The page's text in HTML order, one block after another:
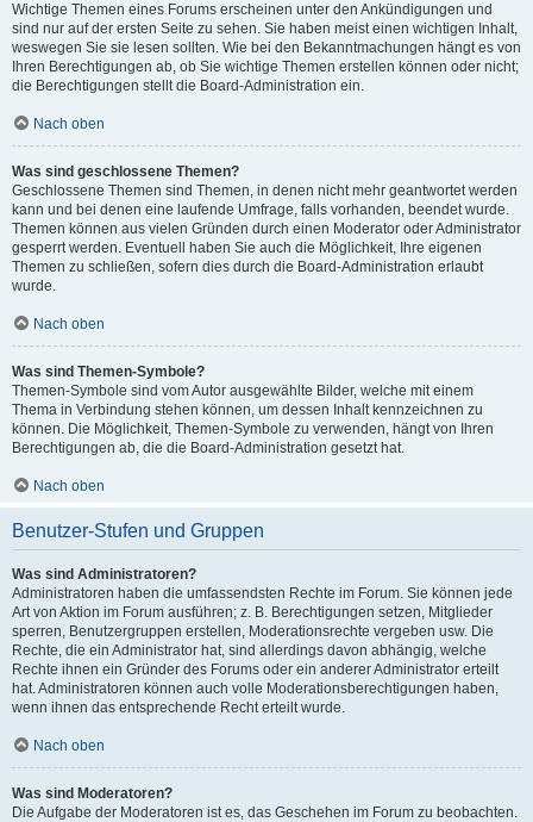
Wichtige Themen eines Forums erscheinen unter den Ankündigungen und
sind nur auf der ersten Seite zu sehen. Sie haben meist einen wichtigen Inhalt,
weswegen Sie sie lesen sollten. Wie bei den Bekanntmachungen hängt es von
Ihren Berechtigungen ab, ob Sie wichtige Themen erstellen können oder nicht;
die Berechtigungen stellt die Board-Administration ein.
Nach oben
Was sind geschlossene Themen?
Geschlossene Themen sind Themen, in denen nicht mehr geantwortet werden
kann und bei denen eine laufende Umfrage, falls vorhanden, beendet wurde.
Themen können aus vielen Gründen durch einen Moderator oder Administrator
gesperrt werden. Eventuell haben Sie auch die Möglichkeit, Ihre eigenen
Themen zu schließen, sofern dies durch die Board-Administration erlaubt
wurde.
Nach oben
Was sind Themen-Symbole?
Themen-Symbole sind vom Autor ausgewählte Bilder, welche mit einem
Thema in Verbindung stehen können, um dessen Inhalt kennzeichnen zu
können. Die Möglichkeit, Themen-Symbole zu verwenden, hängt von Ihren
Berechtigungen ab, die die Board-Administration gesetzt hat.
Nach oben
Benutzer-Stufen und Gruppen
Was sind Administratoren?
Administratoren haben die umfassendsten Rechte im Forum. Sie können jede
Art von Aktion im Forum ausführen; z. B. Berechtigungen setzen, Mitglieder
sperren, Benutzergruppen erstellen, Moderationsrechte vergeben usw. Die
Rechte, die ein Administrator hat, sind allerdings davon abhängig, welche
Rechte ihnen ein Gründer des Forums oder ein anderer Administrator erteilt
hat. Administratoren können auch volle Moderationsberechtigungen haben,
wenn ihnen das entsprechende Recht erteilt wurde.
Nach oben
Was sind Moderatoren?
Die Aufgabe der Moderatoren ist es, das Geschehen im Forum zu beobachten.